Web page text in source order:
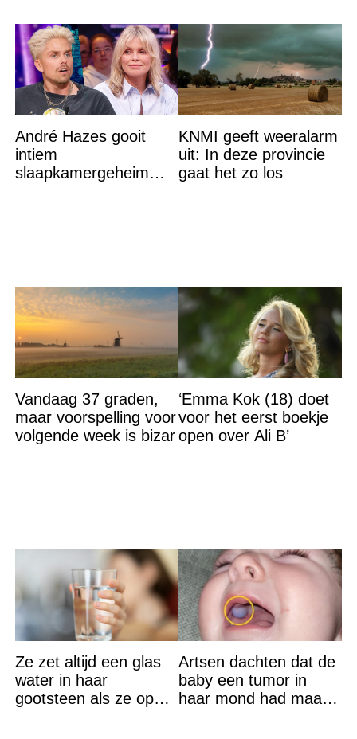
André Hazes gooit
intiem
slaapkamergeheim
KNMI geeft weeralarm
uit: In deze provincie
gaat het zo los
Vandaag 37 graden,
maar voorspelling voor
volgende week is bizar
‘Emma Kok (18) doet
voor het eerst boekje
open over Ali B’
Ze zet altijd een glas
water in haar
gootsteen als ze op
Artsen dachten dat de
baby een tumor in
haar mond had maar